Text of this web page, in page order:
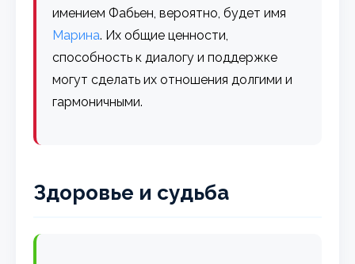
имением Фабьен, вероятно, будет имя
Марина. Их общие ценности,
способность к диалогу и поддержке
могут сделать их отношения долгими и
гармоничными.
Здоровье и судьба